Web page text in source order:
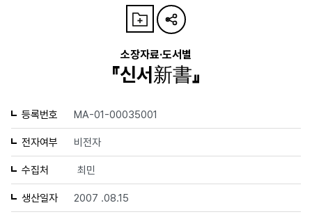
소장자료·도서별
『신서新書』
등록번호 MA-01-00035001
전자여부 비전자
수집처 최민
생산일자 2007 .08.15